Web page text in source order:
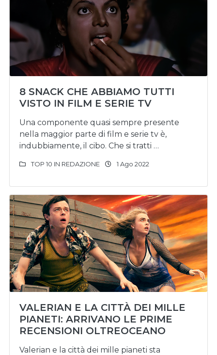
8 SNACK CHE ABBIAMO TUTTI
VISTO IN FILM E SERIE TV
Una componente quasi sempre presente
nella maggior parte di film e serie tv è,
indubbiamente, il cibo. Che si tratti …
TOP 10 IN REDAZIONE 1 Ago 2022
VALERIAN E LA CITTÀ DEI MILLE
PIANETI: ARRIVANO LE PRIME
RECENSIONI OLTREOCEANO
Valerian e la città dei mille pianeti sta